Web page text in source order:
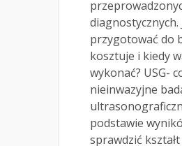
diagnostycznych.
przygotować do
kosztuje i kiedy
wykonać? USG-
nieinwazyjne
podstawie
sprawdzić